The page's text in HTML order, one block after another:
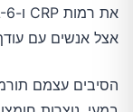
אצל אנשים עם
הסיבים עצמם